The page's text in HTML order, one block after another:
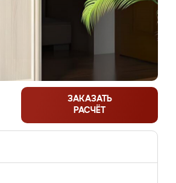
ЗАКАЗАТЬ
РАСЧЁТ